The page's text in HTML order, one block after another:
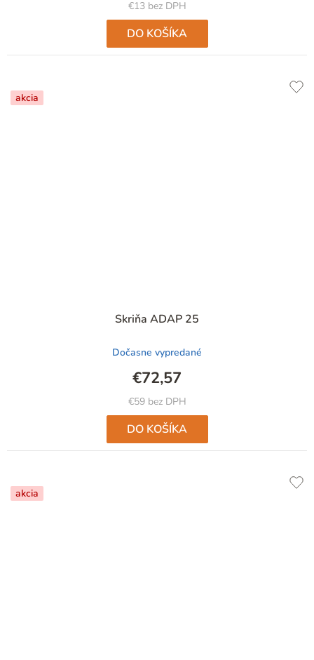
€13 bez DPH
DO KOŠÍKA
akcia
Skriňa ADAP 25
Dočasne vypredané
€59 bez DPH
€72,57
DO KOŠÍKA
akcia